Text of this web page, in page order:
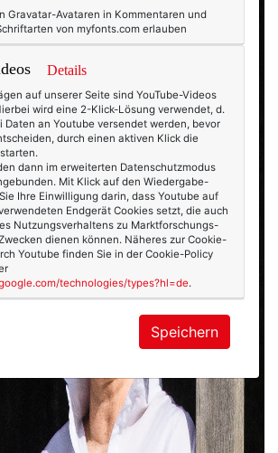
Gravatar-Avataren in Kommentaren und
von myfonts.com erlauben
Details
auf unserer Seite sind YouTube-Videos
wird eine 2-Klick-Lösung verwendet, d.
Daten an Youtube versendet werden, bevor
durch einen aktiven Klick die
dann im erweiterten Datenschutzmodus
Mit Klick auf den Wiedergabe-
Ihre Einwilligung darin, dass Youtube auf
Endgerät Cookies setzt, die auch
Nutzungsverhaltens zu Marktforschungs-
dienen können. Näheres zur Cookie-
Youtube finden Sie in der Cookie-Policy
technologies/types?hl=de.
Speichern